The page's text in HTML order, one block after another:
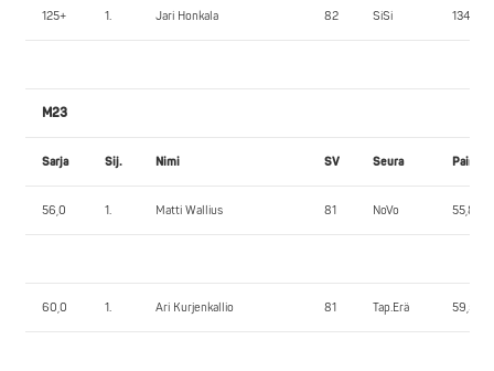
125+ 1. Jari Honkala 82 SiSi 134,15
M23
Sarja Sij. Nimi SV Seura Paino
56,0 1. Matti Wallius 81 NoVo 55,80
60,0 1. Ari Kurjenkallio 81 Tap.Erä 59,55